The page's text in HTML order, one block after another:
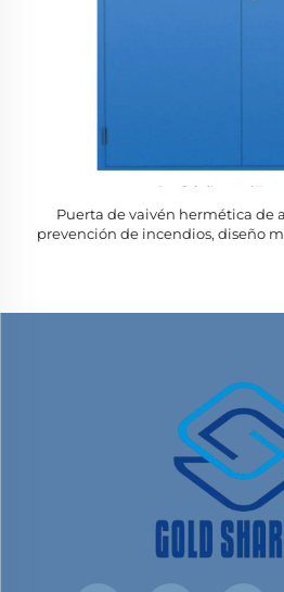
Puerta de vaivén hermética de
prevención de incendios, diseño